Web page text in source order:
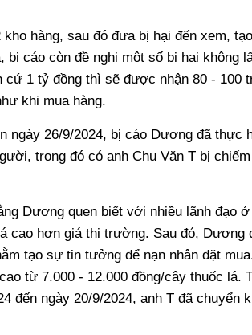
hàng, sau đó đưa bị hại đến xem,
cáo còn đề nghị một số bị hại không
1 tỷ đồng thì sẽ được nhận 80 - 100
khi mua hàng.
ngày 26/9/2024, bị cáo Dương đã thực
trong đó có anh Chu Văn T bị
Dương quen biết với nhiều lãnh đạo ở
cao hơn giá thị trường. Sau đó, Dương
tạo sự tin tưởng để nạn nhân đặt
từ 7.000 - 12.000 đồng/cây thuốc lá.
đến ngày 20/9/2024, anh T đã chuyển